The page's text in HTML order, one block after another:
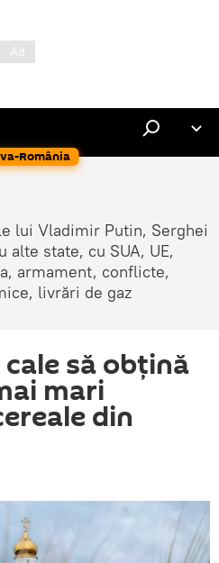
România
lui Vladimir Putin, Serghei
alte state, cu SUA, UE,
armament, conflicte,
livrări de gaz
să obțină
mari
din